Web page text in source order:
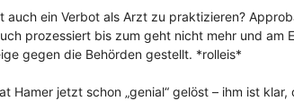
auch ein Verbot als Arzt zu praktizieren?
prozessiert bis zum geht nicht mehr und am
gegen die Behörden gestellt. *rolleis*
Hamer jetzt schon „genial“ gelöst – ihm ist